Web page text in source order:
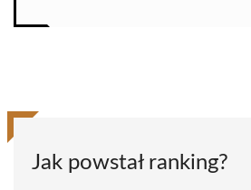
Jak powstał ranking?